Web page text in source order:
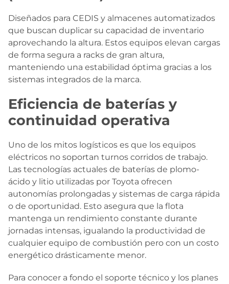
Diseñados para CEDIS y almacenes automatizados
que buscan duplicar su capacidad de inventario
aprovechando la altura. Estos equipos elevan cargas
de forma segura a racks de gran altura,
manteniendo una estabilidad óptima gracias a los
sistemas integrados de la marca.
Eficiencia de baterías y
continuidad operativa
Uno de los mitos logísticos es que los equipos
eléctricos no soportan turnos corridos de trabajo.
Las tecnologías actuales de baterías de plomo-
ácido y litio utilizadas por Toyota ofrecen
autonomías prolongadas y sistemas de carga rápida
o de oportunidad. Esto asegura que la flota
mantenga un rendimiento constante durante
jornadas intensas, igualando la productividad de
cualquier equipo de combustión pero con un costo
energético drásticamente menor.
Para conocer a fondo el soporte técnico y los planes